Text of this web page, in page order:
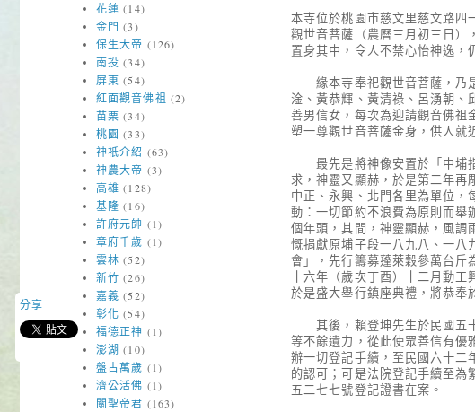
本寺位於桃園市慈文里慈文路四
觀世音菩薩（農曆三月初三日）
置身其中，令人不禁心怡神逸，
緣本寺奉祀觀世音菩薩，乃是
淦、黃恭輝、黃清祿、呂湧朝、
善男信女，每次為迎請觀音佛祖
塑一尊觀世音菩薩金身，供人就
最先是將神像安置於「中埔指
求，神靈又顯赫，於是第二年再
中正、永興、北門各里為單位
動：一切節約不浪費為原則而舉
個年頭，其間，神靈顯赫，風調
慨捐獻原埔子段一八九八、一
會」，先行籌募蓬萊穀參萬台
十六年（歲次丁酉）十二月動工
於是盛大舉行鎮座典禮，將恭奉
其後，賴登坤先生於民國五十
等不餘遺力，從此使眾善信有優
辦一切登記手續，至民國六十二
的認可；可是法院登記手續至
五二七七號登記證書在案。
花蓮 (14)
金門 (3)
保生大帝 (126)
南投 (34)
屏東 (54)
紅面觀音佛祖 (2)
苗栗 (34)
桃園 (33)
神衹介紹 (63)
神農大帝 (3)
高雄 (128)
基隆 (16)
許府元帥 (1)
章府千歲 (1)
雲林 (52)
新竹 (26)
嘉義 (52)
彰化 (54)
福德正神 (1)
澎湖 (10)
盤古萬歲 (1)
濟公活佛 (1)
關聖帝君 (163)
分享